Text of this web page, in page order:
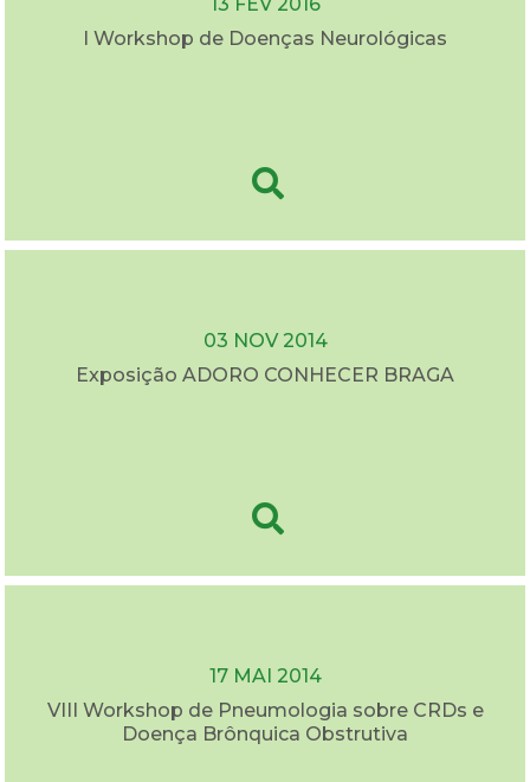
13 FEV 2016
I Workshop de Doenças Neurológicas
03 NOV 2014
Exposição ADORO CONHECER BRAGA
17 MAI 2014
VIII Workshop de Pneumologia sobre CRDs e
Doença Brônquica Obstrutiva